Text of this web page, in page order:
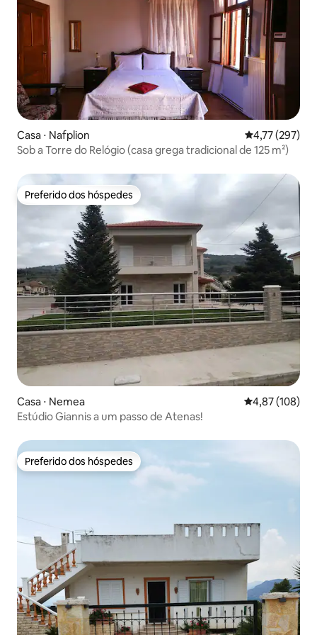
Casa ⋅ Nafplion 4,77 de uma
4,77 (297)
Sob a Torre do Relógio (casa grega tradicional de 125 m²)
Preferido dos hóspedes
Preferido dos hóspedes
Casa ⋅ Nemea 4,87 de uma
4,87 (108)
Estúdio Giannis a um passo de Atenas!
Preferido dos hóspedes
Preferido dos hóspedes